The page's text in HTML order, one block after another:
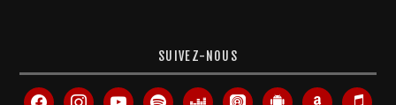
SUIVEZ-NOUS
facebookinstagramyoutube spotify deezer apple- android amazon itunes